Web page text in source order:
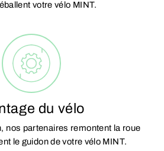
votre vélo MINT.
du vélo
nos partenaires remontent la roue
le guidon de votre vélo MINT.